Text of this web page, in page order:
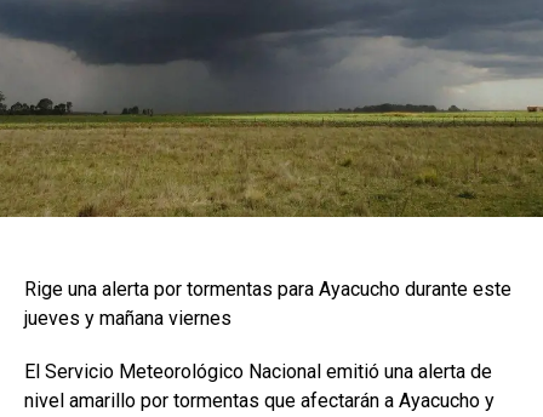
Rige una alerta por tormentas para Ayacucho durante este
jueves y mañana viernes
El Servicio Meteorológico Nacional emitió una alerta de
nivel amarillo por tormentas que afectarán a Ayacucho y